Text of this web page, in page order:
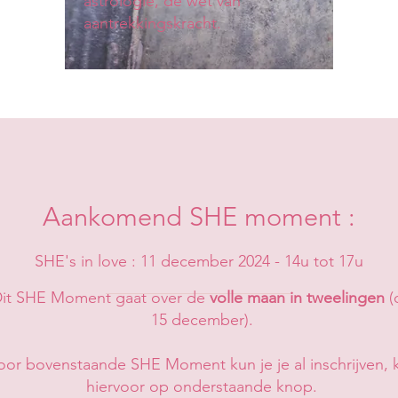
aantrekkingskracht.
Aankomend SHE moment :
SHE's in love : 11 december 2024 - 14u tot 17u
SHE Moment gaat over de volle maan in tweelingen
15 december).​
bovenstaande SHE Moment kun je je al inschrijven,
hiervoor op onderstaande knop.